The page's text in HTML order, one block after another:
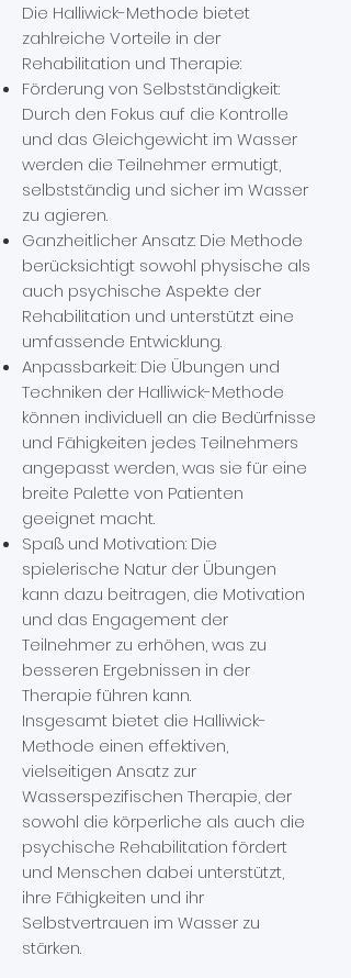
Die Halliwick-Methode bietet
zahlreiche Vorteile in der
Rehabilitation und Therapie:
Förderung von Selbstständigkeit:
Durch den Fokus auf die Kontrolle
und das Gleichgewicht im Wasser
werden die Teilnehmer ermutigt,
selbstständig und sicher im Wasser
zu agieren.
Ganzheitlicher Ansatz: Die Methode
berücksichtigt sowohl physische als
auch psychische Aspekte der
Rehabilitation und unterstützt eine
umfassende Entwicklung.
Anpassbarkeit: Die Übungen und
Techniken der Halliwick-Methode
können individuell an die Bedürfnisse
und Fähigkeiten jedes Teilnehmers
angepasst werden, was sie für eine
breite Palette von Patienten
geeignet macht.
Spaß und Motivation: Die
spielerische Natur der Übungen
kann dazu beitragen, die Motivation
und das Engagement der
Teilnehmer zu erhöhen, was zu
besseren Ergebnissen in der
Therapie führen kann.
Insgesamt bietet die Halliwick-
Methode einen effektiven,
vielseitigen Ansatz zur
Wasserspezifischen Therapie, der
sowohl die körperliche als auch die
psychische Rehabilitation fördert
und Menschen dabei unterstützt,
ihre Fähigkeiten und ihr
Selbstvertrauen im Wasser zu
stärken.